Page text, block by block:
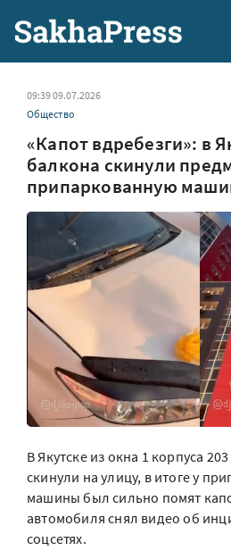
09:39 09.07.2026
Общество
«Капот вдребезги»: в
балкона скинули
припаркованную
В Якутске из окна 1 корпуса
скинули на улицу, в итоге у
машины был сильно помят
автомобиля снял видео об
соцсетях.